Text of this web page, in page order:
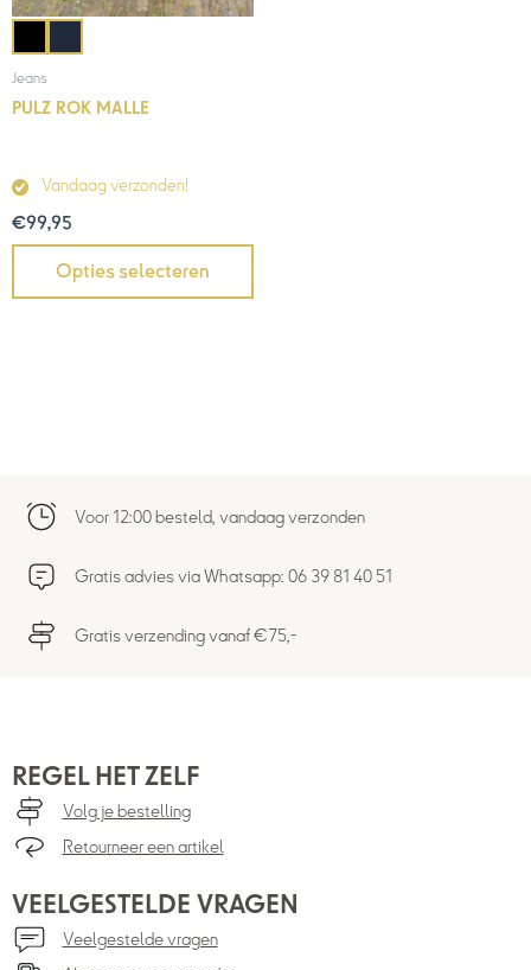
Jeans
PULZ ROK MALLE
Vandaag verzonden!
€99,95
Opties selecteren
Voor 12:00 besteld, vandaag verzonden
Gratis advies via Whatsapp: 06 39 81 40 51
Gratis verzending vanaf €75,-
REGEL HET ZELF
Volg je bestelling
Retourneer een artikel
VEELGESTELDE VRAGEN
Veelgestelde vragen